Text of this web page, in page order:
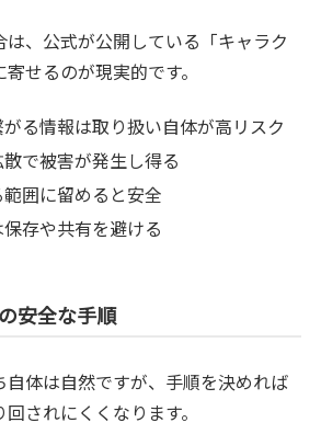
、公式が公開している「キャラク
せるのが現実的です。
る情報は取り扱い自体が高リスク
で被害が発生し得る
囲に留めると安全
存や共有を避ける
安全な手順
自体は自然ですが、手順を決めれば
されにくくなります。